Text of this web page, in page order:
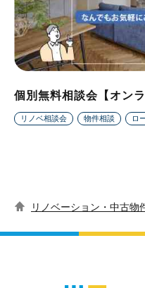
個別無料相談会【オン
リノベ相談会 物件相談 ロ
リノベーション・中古物